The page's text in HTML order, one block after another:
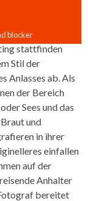
stattfinden
Stil der
Anlasses ab. Als
der Bereich
Sees und das
und
in ihrer
einfallen
auf der
Anhalter
bereitet